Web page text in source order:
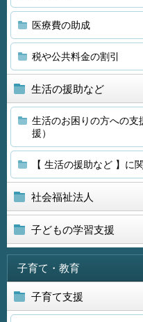
医療費の助成
税や公共料金の割引
生活の援助など
生活のお困りの方への支
援）
【 生活の援助など 】に
社会福祉法人
子どもの学習支援
子育て・教育
子育て支援